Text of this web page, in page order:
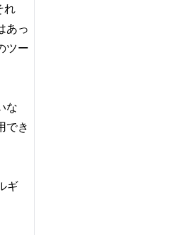
れ
あっ
ツー
な
でき
ギ